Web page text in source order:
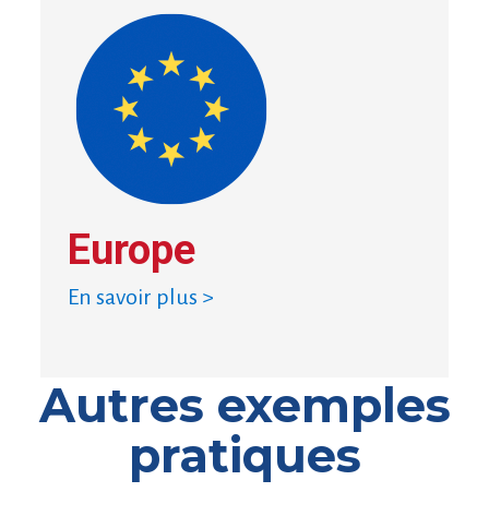
Europe
En savoir plus >
Autres exemples
pratiques